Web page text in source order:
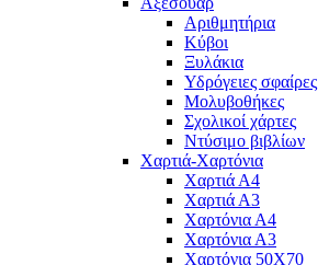
Αριθμητήρια
Κύβοι
Ξυλάκια
Υδρόγειες σφαίρες
Μολυβοθήκες
Σχολικοί χάρτες
Ντύσιμο βιβλίων
Χαρτιά-Χαρτόνια
Χαρτιά Α4
Χαρτιά Α3
Χαρτόνια Α4
Χαρτόνια Α3
Χαρτόνια 50Χ70